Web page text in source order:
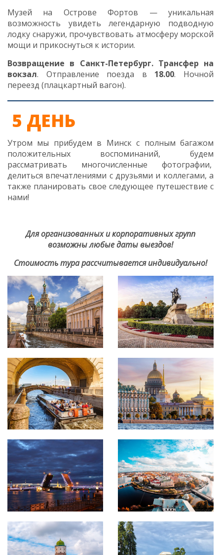
Музей на Острове Фортов — уникальная
возможность увидеть легендарную подводную
лодку снаружи, прочувствовать атмосферу морской
мощи и прикоснуться к истории.
Возвращение в Санкт-Петербург. Трансфер на
вокзал. Отправление поезда в 18.00. Ночной
переезд (плацкартный вагон).
5 ДЕНЬ
Утром мы прибудем в Минск с полным багажом
положительных воспоминаний, будем
рассматривать многочисленные фотографии,
делиться впечатлениями с друзьями и коллегами, а
также планировать свое следующее путешествие с
нами!
Для организованных и корпоративных групп
возможны любые даты выездов!
Стоимость тура рассчитывается индивидуально!